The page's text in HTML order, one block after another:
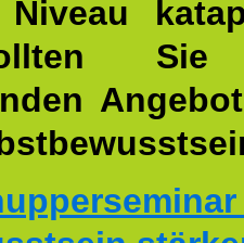
Niveau
Sie